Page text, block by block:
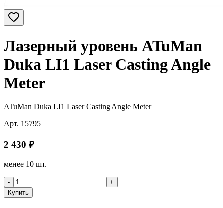
Лазерный уровень ATuMan
Duka LI1 Laser Casting Angle
Meter
ATuMan Duka LI1 Laser Casting Angle Meter
Арт. 15795
2 430 ₽
менее 10 шт.
-
+
Купить